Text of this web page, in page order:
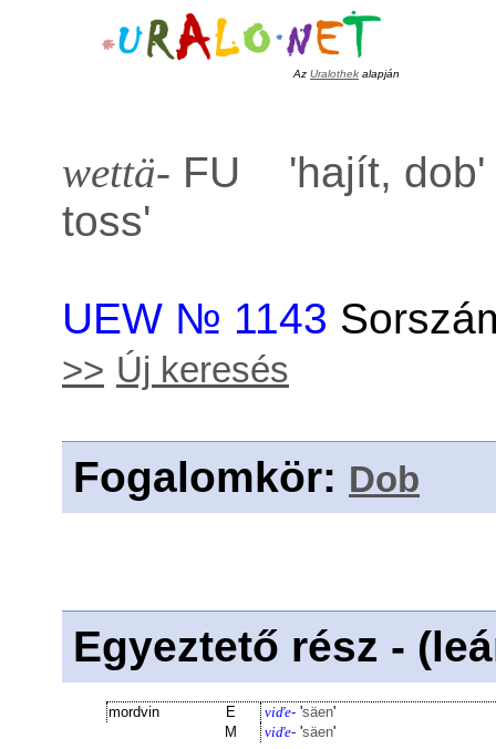
Az Uralothek alapján
wettä- FU 'hajít, dob
toss'
UEW № 1143
>> Új keresés
Fogalomkör: Dob
Egyeztető rész -
mordvin E viďe- 'säen'
M
viďe- 'säen'